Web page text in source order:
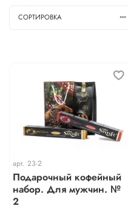
СОРТИРОВКА
арт. 23-2
Подарочный кофейный
набор. Для мужчин. №
2